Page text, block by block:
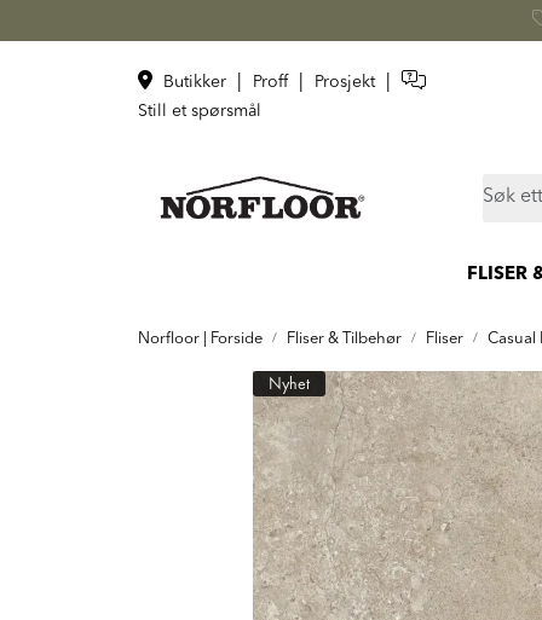
Butikker Proff Prosjekt
Still et spørsmål
FLISER
Norfloor | Forside Fliser & Tilbehør Fliser Casual
Nyhet